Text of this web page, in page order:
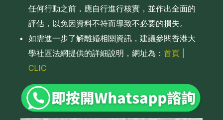
任何行動之前，應自行進行核實，並作出全面的
評估，以免因資料不符而導致不必要的損失。
如需進一步了解離婚相關資訊，建議參閱香港大
學社區法網提供的詳細說明，網址為： 首頁 |
CLIC